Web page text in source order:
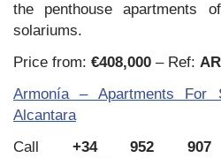
the penthouse apartments
solariums.
Price from: €408,000 – Ref:
Armonía – Apartments
Alcantara
Call +34 952